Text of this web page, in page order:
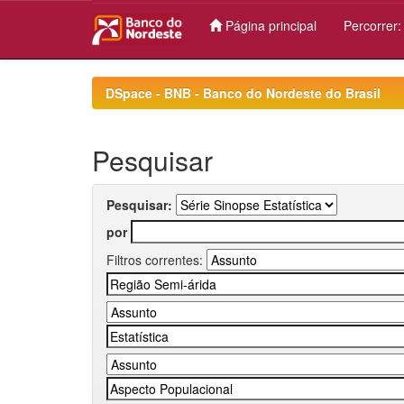
Página principal Percorrer:
DSpace - BNB - Banco do Nordeste do Brasil
Pesquisar
Pesquisar:
por
Filtros correntes: